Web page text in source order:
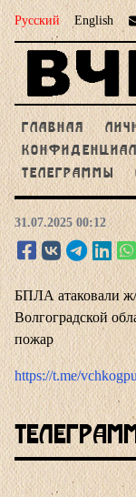
Русский English
ГЛАВНАЯ
ТЕЛЕГРАММЫ
31.07.2025 00:12
БПЛА атаковали
Волгоградской
пожар
https://t.me/